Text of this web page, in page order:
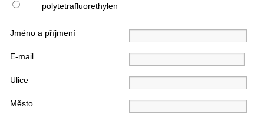
polytetrafluorethylen
Jméno a příjmení
E-mail
Ulice
Město